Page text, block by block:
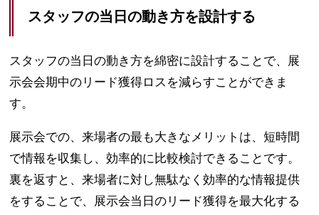
スタッフの当日の動き方を設計する
スタッフの当日の動き方を綿密に設計することで、展
示会会期中のリード獲得ロスを減らすことができま
す。
展示会での、来場者の最も大きなメリットは、短時間
で情報を収集し、効率的に比較検討できることです。
裏を返すと、来場者に対し無駄なく効率的な情報提供
をすることで、展示会当日のリード獲得を最大化する